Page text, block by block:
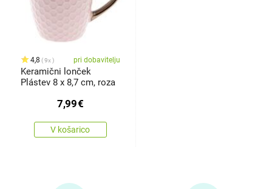
4,8 9x pri dobavitelju
Keramični lonček
Plástev 8 x 8,7 cm, roza
7,99€
V košarico